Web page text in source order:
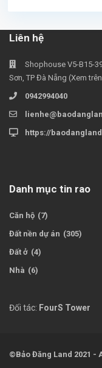
Liên hệ
Shophouse V5-B15-
Sơn, TP Đà Nẵng (Xem
0942994040
https://
Danh mục tin rao
Căn hộ (7)
Đất nền dự án (305)
Đất ở (4)
Nhà (6)
Đối tác: FourS Tower
©Bảo Đăng Land 2021 -